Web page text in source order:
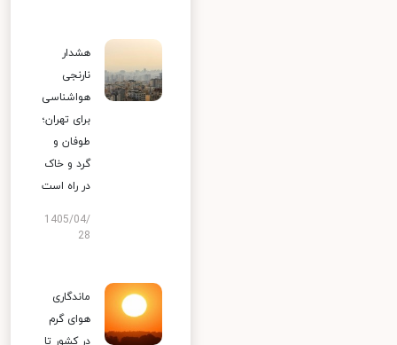
هشدار
نارنجی
هواشناسی
برای تهران؛
طوفان و
گرد و خاک
در راه است
1405/04/
28
ماندگاری
هوای گرم
در کشور تا